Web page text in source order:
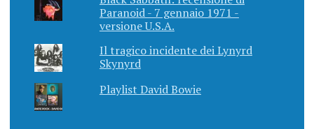
Paranoid - 7 gennaio 1971 -
versione U.S.A.
Il tragico incidente dei Lynyrd
Skynyrd
Playlist David Bowie